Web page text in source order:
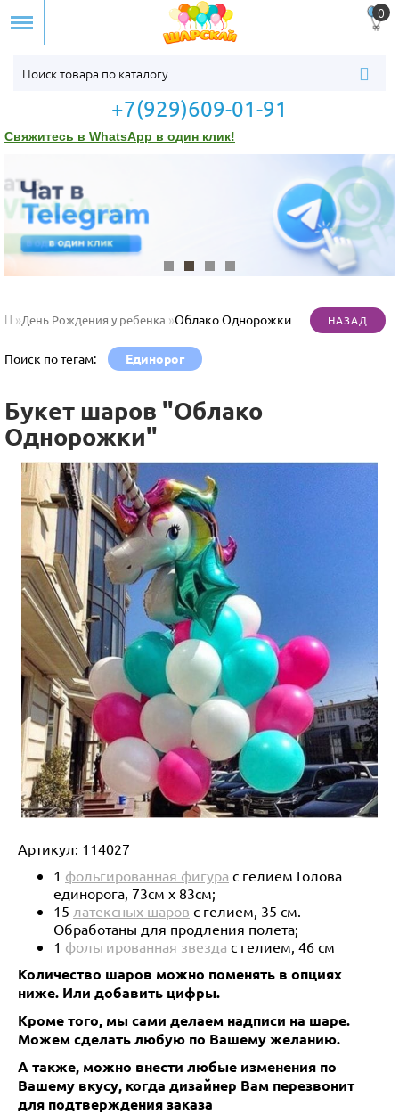
0
+7(929)609-01-91
Свяжитесь в WhatsApp в один клик!
День Рождения у ребенка Облако Однорожки
Поиск по тегам: Единорог
Букет шаров "Облако
Однорожки"
Артикул: 114027
1 фольгированная фигура с гелием Голова
единорога, 73см х 83см;
15 латексных шаров с гелием, 35 см.
Обработаны для продления полета;
1 фольгированная звезда с гелием, 46 см
Количество шаров можно поменять в опциях
ниже. Или добавить цифры.
Кроме того, мы сами делаем надписи на шаре.
Можем сделать любую по Вашему желанию.
А также, можно внести любые изменения по
Вашему вкусу, когда дизайнер Вам перезвонит
для подтверждения заказа